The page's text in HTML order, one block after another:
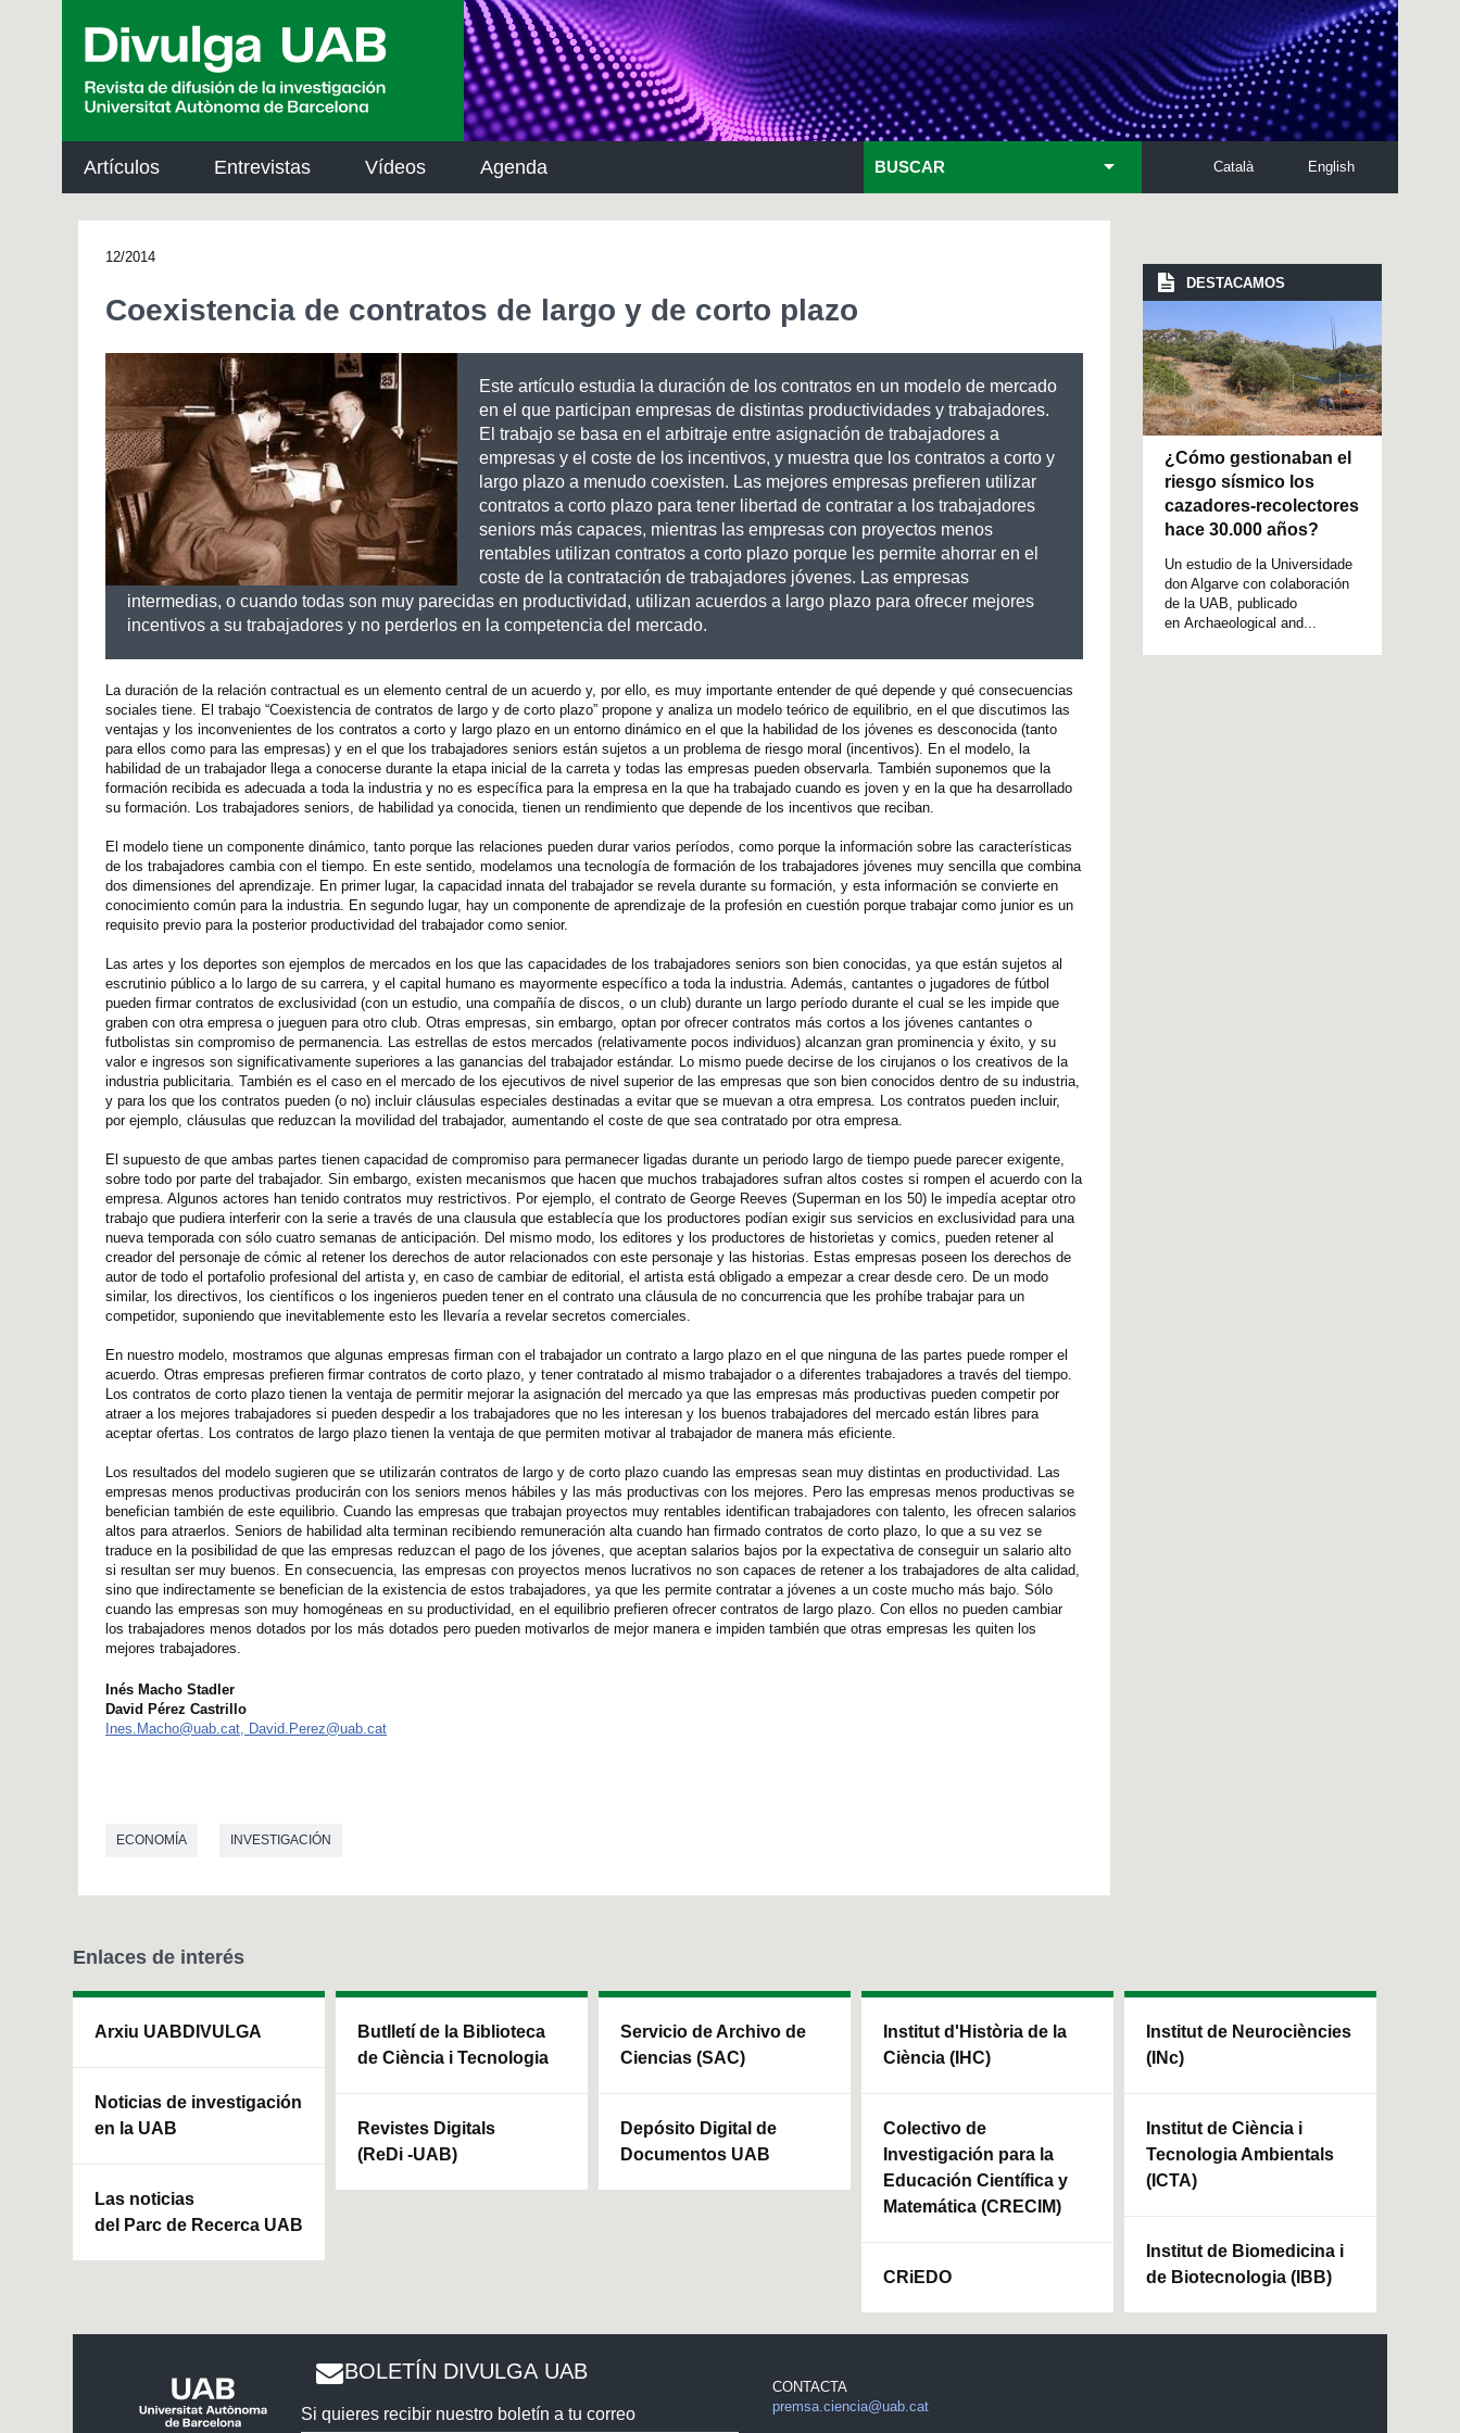
Artículos Entrevistas Vídeos Agenda English
Català
BUSCAR
12/2014
Coexistencia de contratos de largo y de corto plazo
Este artículo estudia la duración de los contratos en un modelo de mercado
en el que participan empresas de distintas productividades y trabajadores.
El trabajo se basa en el arbitraje entre asignación de trabajadores a
empresas y el coste de los incentivos, y muestra que los contratos a corto y
largo plazo a menudo coexisten. Las mejores empresas prefieren utilizar
contratos a corto plazo para tener libertad de contratar a los trabajadores
seniors más capaces, mientras las empresas con proyectos menos
rentables utilizan contratos a corto plazo porque les permite ahorrar en el
coste de la contratación de trabajadores jóvenes. Las empresas
intermedias, o cuando todas son muy parecidas en productividad, utilizan acuerdos a largo plazo para ofrecer mejores
incentivos a su trabajadores y no perderlos en la competencia del mercado.
La duración de la relación contractual es un elemento central de un acuerdo y, por ello, es muy importante entender de qué depende y qué consecuencias
sociales tiene. El trabajo “Coexistencia de contratos de largo y de corto plazo” propone y analiza un modelo teórico de equilibrio, en el que discutimos las
ventajas y los inconvenientes de los contratos a corto y largo plazo en un entorno dinámico en el que la habilidad de los jóvenes es desconocida (tanto
para ellos como para las empresas) y en el que los trabajadores seniors están sujetos a un problema de riesgo moral (incentivos). En el modelo, la
habilidad de un trabajador llega a conocerse durante la etapa inicial de la carreta y todas las empresas pueden observarla. También suponemos que la
formación recibida es adecuada a toda la industria y no es específica para la empresa en la que ha trabajado cuando es joven y en la que ha desarrollado
su formación. Los trabajadores seniors, de habilidad ya conocida, tienen un rendimiento que depende de los incentivos que reciban.
El modelo tiene un componente dinámico, tanto porque las relaciones pueden durar varios períodos, como porque la información sobre las características
de los trabajadores cambia con el tiempo. En este sentido, modelamos una tecnología de formación de los trabajadores jóvenes muy sencilla que combina
dos dimensiones del aprendizaje. En primer lugar, la capacidad innata del trabajador se revela durante su formación, y esta información se convierte en
conocimiento común para la industria. En segundo lugar, hay un componente de aprendizaje de la profesión en cuestión porque trabajar como junior es un
requisito previo para la posterior productividad del trabajador como senior.
Las artes y los deportes son ejemplos de mercados en los que las capacidades de los trabajadores seniors son bien conocidas, ya que están sujetos al
escrutinio público a lo largo de su carrera, y el capital humano es mayormente específico a toda la industria. Además, cantantes o jugadores de fútbol
pueden firmar contratos de exclusividad (con un estudio, una compañía de discos, o un club) durante un largo período durante el cual se les impide que
graben con otra empresa o jueguen para otro club. Otras empresas, sin embargo, optan por ofrecer contratos más cortos a los jóvenes cantantes o
futbolistas sin compromiso de permanencia. Las estrellas de estos mercados (relativamente pocos individuos) alcanzan gran prominencia y éxito, y su
valor e ingresos son significativamente superiores a las ganancias del trabajador estándar. Lo mismo puede decirse de los cirujanos o los creativos de la
industria publicitaria. También es el caso en el mercado de los ejecutivos de nivel superior de las empresas que son bien conocidos dentro de su industria,
y para los que los contratos pueden (o no) incluir cláusulas especiales destinadas a evitar que se muevan a otra empresa. Los contratos pueden incluir,
por ejemplo, cláusulas que reduzcan la movilidad del trabajador, aumentando el coste de que sea contratado por otra empresa.
El supuesto de que ambas partes tienen capacidad de compromiso para permanecer ligadas durante un periodo largo de tiempo puede parecer exigente,
sobre todo por parte del trabajador. Sin embargo, existen mecanismos que hacen que muchos trabajadores sufran altos costes si rompen el acuerdo con la
empresa. Algunos actores han tenido contratos muy restrictivos. Por ejemplo, el contrato de George Reeves (Superman en los 50) le impedía aceptar otro
trabajo que pudiera interferir con la serie a través de una clausula que establecía que los productores podían exigir sus servicios en exclusividad para una
nueva temporada con sólo cuatro semanas de anticipación. Del mismo modo, los editores y los productores de historietas y comics, pueden retener al
creador del personaje de cómic al retener los derechos de autor relacionados con este personaje y las historias. Estas empresas poseen los derechos de
autor de todo el portafolio profesional del artista y, en caso de cambiar de editorial, el artista está obligado a empezar a crear desde cero. De un modo
similar, los directivos, los científicos o los ingenieros pueden tener en el contrato una cláusula de no concurrencia que les prohíbe trabajar para un
competidor, suponiendo que inevitablemente esto les llevaría a revelar secretos comerciales.
En nuestro modelo, mostramos que algunas empresas firman con el trabajador un contrato a largo plazo en el que ninguna de las partes puede romper el
acuerdo. Otras empresas prefieren firmar contratos de corto plazo, y tener contratado al mismo trabajador o a diferentes trabajadores a través del tiempo.
Los contratos de corto plazo tienen la ventaja de permitir mejorar la asignación del mercado ya que las empresas más productivas pueden competir por
atraer a los mejores trabajadores si pueden despedir a los trabajadores que no les interesan y los buenos trabajadores del mercado están libres para
aceptar ofertas. Los contratos de largo plazo tienen la ventaja de que permiten motivar al trabajador de manera más eficiente.
Los resultados del modelo sugieren que se utilizarán contratos de largo y de corto plazo cuando las empresas sean muy distintas en productividad. Las
empresas menos productivas producirán con los seniors menos hábiles y las más productivas con los mejores. Pero las empresas menos productivas se
benefician también de este equilibrio. Cuando las empresas que trabajan proyectos muy rentables identifican trabajadores con talento, les ofrecen salarios
altos para atraerlos. Seniors de habilidad alta terminan recibiendo remuneración alta cuando han firmado contratos de corto plazo, lo que a su vez se
traduce en la posibilidad de que las empresas reduzcan el pago de los jóvenes, que aceptan salarios bajos por la expectativa de conseguir un salario alto
si resultan ser muy buenos. En consecuencia, las empresas con proyectos menos lucrativos no son capaces de retener a los trabajadores de alta calidad,
sino que indirectamente se benefician de la existencia de estos trabajadores, ya que les permite contratar a jóvenes a un coste mucho más bajo. Sólo
cuando las empresas son muy homogéneas en su productividad, en el equilibrio prefieren ofrecer contratos de largo plazo. Con ellos no pueden cambiar
los trabajadores menos dotados por los más dotados pero pueden motivarlos de mejor manera e impiden también que otras empresas les quiten los
mejores trabajadores.
Inés Macho Stadler
David Pérez Castrillo
Ines.Macho@uab.cat, David.Perez@uab.cat
ECONOMÍA INVESTIGACIÓN
DESTACAMOS
¿Cómo gestionaban el
riesgo sísmico los
cazadores-recolectores
hace 30.000 años?
Un estudio de la Universidade
don Algarve con colaboración
de la UAB, publicado
en Archaeological and...
Enlaces de interés
Arxiu UABDIVULGA
Noticias de investigación
en la UAB
Las noticias
del Parc de Recerca UAB
Butlletí de la Biblioteca
de Ciència i Tecnologia
Revistes Digitals
(ReDi -UAB)
Servicio de Archivo de
Ciencias (SAC)
Depósito Digital de
Documentos UAB
Institut d'Història de la
Ciència (IHC)
Colectivo de
Investigación para la
Educación Científica y
Matemática (CRECIM)
CRiEDO
Institut de Neurociències
(INc)
Institut de Ciència i
Tecnologia Ambientals
(ICTA)
Institut de Biomedicina i
de Biotecnologia (IBB)
BOLETÍN DIVULGA UAB
Si quieres recibir nuestro boletín a tu correo
CONTACTA
premsa.ciencia@uab.cat